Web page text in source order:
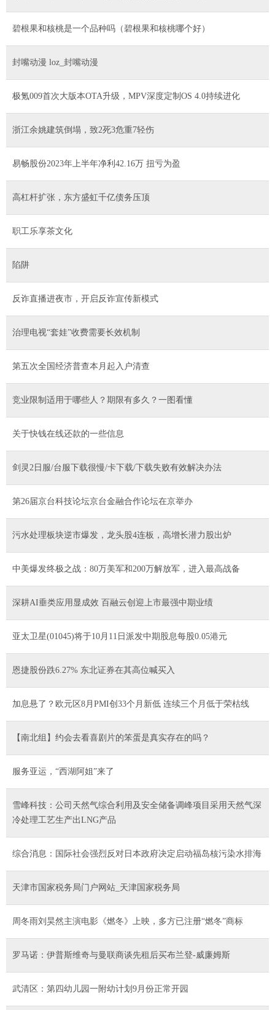
碧根果和核桃是一个品种吗（碧根果和核桃哪个好）
封嘴动漫 loz_封嘴动漫
极氪009首次大版本OTA升级，MPV深度定制OS 4.0持续进化
浙江余姚建筑倒塌，致2死3危重7轻伤
易畅股份2023年上半年净利42.16万 扭亏为盈
高杠杆扩张，东方盛虹千亿债务压顶
职工乐享茶文化
陷阱
反诈直播进夜市，开启反诈宣传新模式
治理电视“套娃”收费需要长效机制
第五次全国经济普查本月起入户清查
竞业限制适用于哪些人？期限有多久？一图看懂
关于快钱在线还款的一些信息
剑灵2日服/台服下载很慢/卡下载/下载失败有效解决办法
第26届京台科技论坛京台金融合作论坛在京举办
污水处理板块逆市爆发，龙头股4连板，高增长潜力股出炉
中美爆发终极之战：80万美军和200万解放军，进入最高战备
深耕AI垂类应用显成效 百融云创迎上市最强中期业绩
亚太卫星(01045)将于10月11日派发中期股息每股0.05港元
恩捷股份跌6.27% 东北证券在其高位喊买入
加息悬了？欧元区8月PMI创33个月新低 连续三个月低于荣枯线
【南北组】约会去看喜剧片的笨蛋是真实存在的吗？
服务亚运，“西湖阿姐”来了
雪峰科技：公司天然气综合利用及安全储备调峰项目采用天然气深
冷处理工艺生产出LNG产品
综合消息：国际社会强烈反对日本政府决定启动福岛核污染水排海
天津市国家税务局门户网站_天津国家税务局
周冬雨刘昊然主演电影《燃冬》上映，多方已注册“燃冬”商标
罗马诺：伊普斯维奇与曼联商谈先租后买布兰登-威廉姆斯
武清区：第四幼儿园一附幼计划9月份正常开园